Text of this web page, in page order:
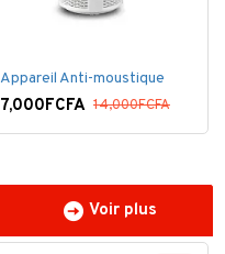
Appareil Anti-moustique
7,000FCFA 14,000FCFA
Voir plus